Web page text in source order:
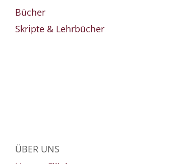
Bücher
Skripte & Lehrbücher
ÜBER UNS